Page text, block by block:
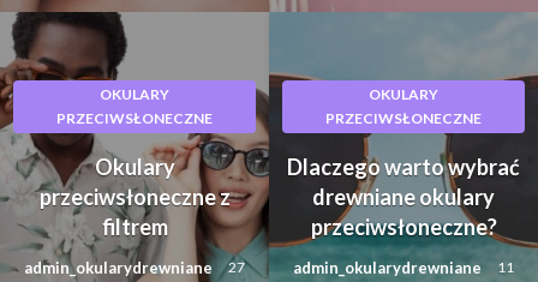
OKULARY
PRZECIWSŁONECZNE
Okulary
przeciwsłoneczne z
filtrem
admin_okularydrewniane
27
OKULARY
PRZECIWSŁONECZNE
Dlaczego warto wybrać
drewniane okulary
przeciwsłoneczne?
admin_okularydrewniane
11